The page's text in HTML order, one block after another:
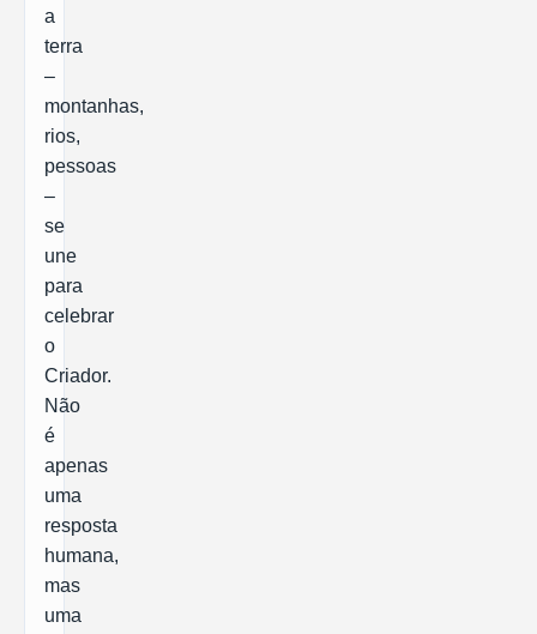
a
terra
–
montanhas,
rios,
pessoas
–
se
une
para
celebrar
o
Criador.
Não
é
apenas
uma
resposta
humana,
mas
uma